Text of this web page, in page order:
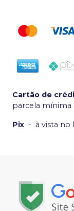
Cartão de
parcela mínima
Pix - à vista no